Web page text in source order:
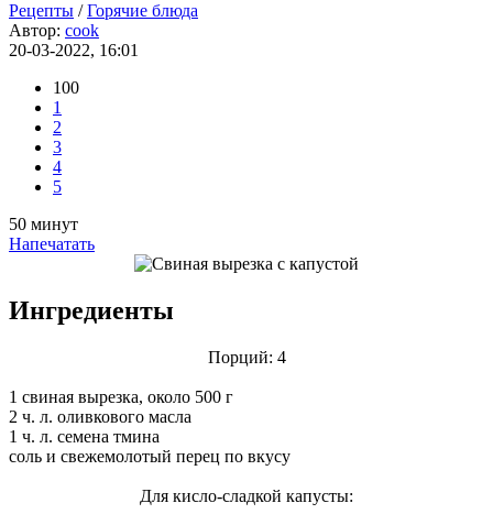
Рецепты /Горячие блюда
Автор: cook
20-03-2022, 16:01
100
1
2
3
4
5
50 минут
Напечатать
Ингредиенты
Порций: 4
1 свиная вырезка, около 500 г
2 ч. л. оливкового масла
1 ч. л. семена тмина
соль и свежемолотый перец по вкусу
Для кисло-сладкой капусты: